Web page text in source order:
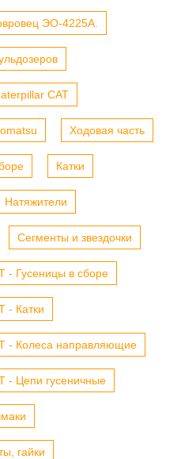
ЭО-4225А.
CAT
Ходовая часть
Катки
Натяжители
Сегменты и звездочки
- Гусеницы в сборе
- Катки
- Колеса направляющие
- Цепи гусеничные
гайки